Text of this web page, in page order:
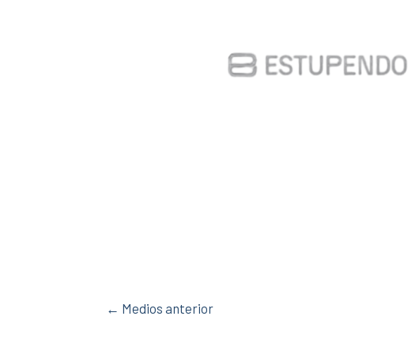
← Medios anterior